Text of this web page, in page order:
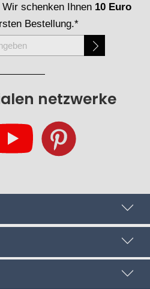
netzwerke
schenken Ihnen 10 Euro
Bestellung.*